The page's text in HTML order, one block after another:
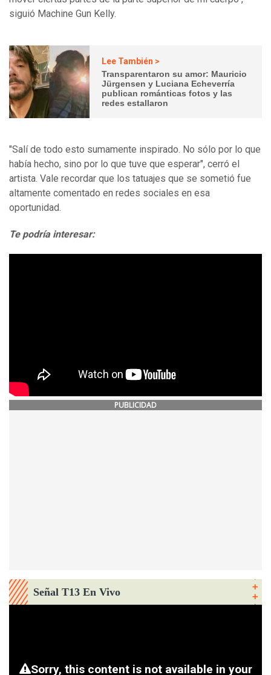
siguió Machine Gun Kelly.
Lee También >
Transparentaron su amor: Mauricio
Jürgensen y Luciana Echeverría
publican románticas fotos y las
redes estallaron
"Salí de todo esto sumamente inspirado. No sólo por lo que
había hecho, sino por lo que tuve que esperar", cerró el
artista. Vale recordar que los tatuajes que se sometió fue
altamente comentado en redes sociales en esa
oportunidad.
Te podría interesar:
PUBLICIDAD
Señal T13 En Vivo